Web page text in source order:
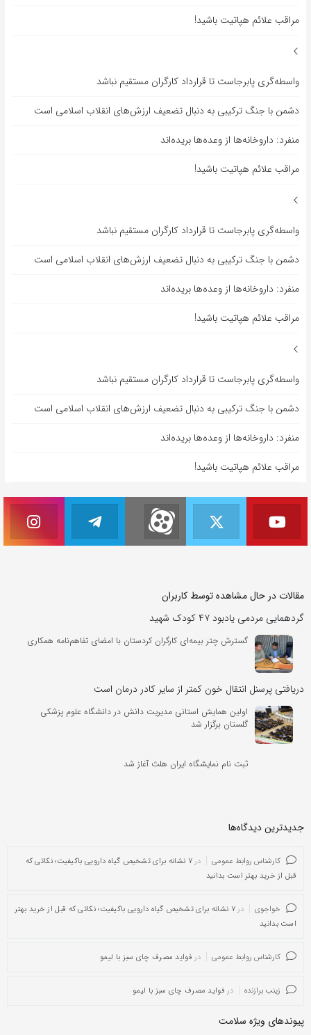
مراقب علائم هپاتیت باشید!
واسطه‌گری پابرجاست تا قرارداد کارگران مستقیم نباشد
دشمن با جنگ ترکیبی به دنبال تضعیف ارزش‌های انقلاب اسلامی است
منفرد: داروخانه‌ها از وعده‌ها بریده‌اند
مراقب علائم هپاتیت باشید!
واسطه‌گری پابرجاست تا قرارداد کارگران مستقیم نباشد
دشمن با جنگ ترکیبی به دنبال تضعیف ارزش‌های انقلاب اسلامی است
منفرد: داروخانه‌ها از وعده‌ها بریده‌اند
مراقب علائم هپاتیت باشید!
واسطه‌گری پابرجاست تا قرارداد کارگران مستقیم نباشد
دشمن با جنگ ترکیبی به دنبال تضعیف ارزش‌های انقلاب اسلامی است
منفرد: داروخانه‌ها از وعده‌ها بریده‌اند
مراقب علائم هپاتیت باشید!
مقالات در حال مشاهده توسط کاربران
گردهمایی مردمی یادبود ۴۷ کودک شهید
گسترش چتر بیمه‌ای کارگران کردستان با امضای تفاهم‌نامه همکاری
دریافتی پرسنل انتقال خون کمتر از سایر کادر درمان است
اولین همایش استانی مدیریت دانش در دانشگاه علوم پزشکی
گلستان برگزار شد
ثبت نام نمایشگاه ایران هلث آغاز شد
جدیدترین دیدگاه‌‌ها
کارشناس روابط عمومی در
۷ نشانه برای تشخیص گیاه دارویی باکیفیت؛ نکاتی که
قبل از خرید بهتر است بدانید
خواجوی در
۷ نشانه برای تشخیص گیاه دارویی باکیفیت؛ نکاتی که قبل از خرید بهتر
است بدانید
کارشناس روابط عمومی در فواید مصرف چای سبز با لیمو
زینب برازنده در فواید مصرف چای سبز با لیمو
پیوندهای ویژه سلامت